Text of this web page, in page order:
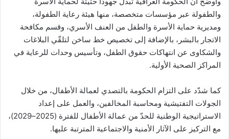
والطفولة عبر مؤسسات متخصصة، منها هيئة رعاية الطفولة،
ومديرية حماية الأسرة والطفل من العنف الأسري، وقسم مكافحة
الاتجار بالبشر، بالإضافة إلى تخصيص خط ساخن لتلقّي البلاغات
والشكاوى عن انتهاكات حقوق الطفل، وتأسيس وحدات للرعاية في
المراكز الصحية الأولية.
كما شدّد على التزام الحكومة بالتصدي لعمالة الأطفال، من خلال
الجولات التفتيشية ومحاسبة المخالفين، والعمل على إعداد
الاستراتيجية الوطنية للحدّ من عمالة الأطفال للفترة (2025–2029)،
مع التركيز على الآثار الأمنية والاجتماعية المترتبة عليها.